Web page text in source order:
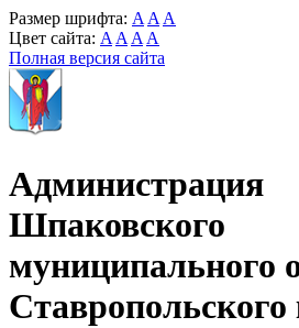
Размер шрифта: A A A
Цвет сайта: A A A A
Полная версия сайта
Администрация
Шпаковского
муниципального
Ставропольского